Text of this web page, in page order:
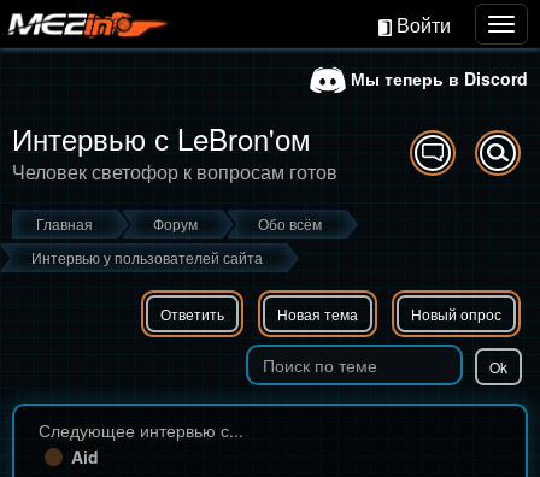
Войти
Мы теперь в Discord
Интервью с LeBron'ом
Человек светофор к вопросам готов
Главная Форум
Обо всём
Интервью у пользователей сайта
Ответить Новая тема Новый опрос
Следующее интервью с...
Aid